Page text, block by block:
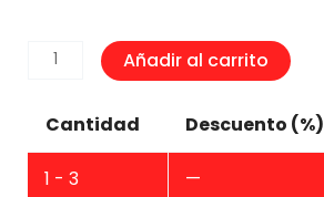
LONCHERA Añadir al carrito
Cantidad Descuento (%)
1 - 3 —